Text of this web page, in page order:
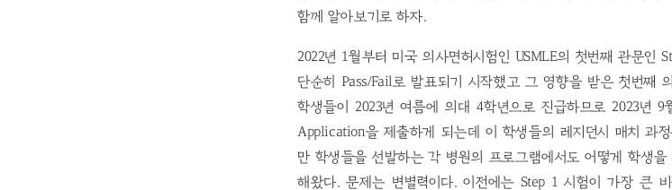
함께 알아보기로 하자.
2022년 1월부터 미국 의사면허시험인 USMLE의 첫번째 관문인
단순히 Pass/Fail로 발표되기 시작했고 그 영향을 받은 첫번째
학생들이 2023년 여름에 의대 4학년으로 진급하므로 2023년 9
Application을 제출하게 되는데 이 학생들의 레지던시 매치 과
만 학생들을 선발하는 각 병원의 프로그램에서도 어떻게 학생
해왔다. 문제는 변별력이다. 이전에는 Step 1 시험이 가장 큰